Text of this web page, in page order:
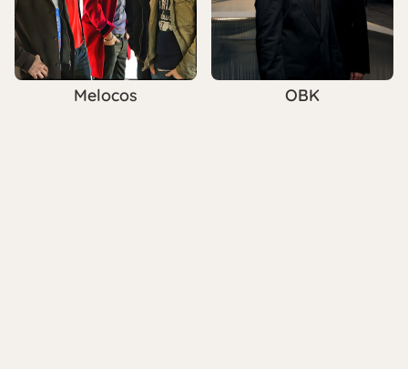
Melocos OBK